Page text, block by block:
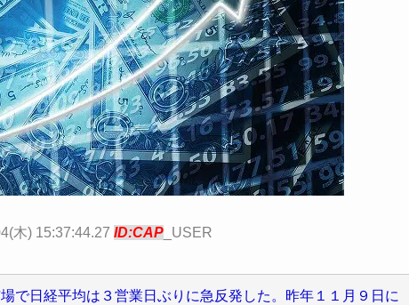
木) 15:37:44.27 ID:CAP _USER
日経平均は３営業日ぶりに急反発した。昨年１１月９日に